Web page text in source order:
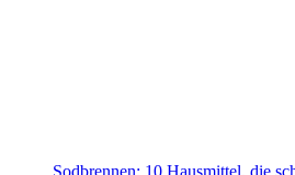
Sodbrennen: 10 Hausmittel, die